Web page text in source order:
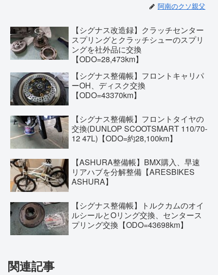
阿南のクソ親父
【シグナス改造録】クラッチセンター
スプリングとクラッチシューのスプリ
ングを社外品に交換
【ODO=28,473km】
【シグナス整備帳】フロントキャリパ
ーOH、ディスク交換
【ODO=43370km】
【シグナス整備帳】フロントタイヤの
交換(DUNLOP SCOOTSMART 110/70-
12 47L)【ODO=約28,100km】
【ASHURA整備帳】BMX購入、早速
リアハブを分解整備【ARESBIKES
ASHURA】
【シグナス整備帳】トルクカムのオイ
ルシールとOリング交換、センタース
プリング交換【ODO=43698km】
関連記事